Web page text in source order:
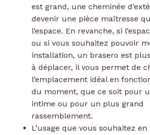
est grand, une cheminée
devenir une pièce maîtresse
l’espace. En revanche, si
ou si vous souhaitez pouvoir
installation, un brasero est
à déplacer, il vous permet de
l’emplacement idéal en
du moment, que ce soit pour
intime ou pour un plus grand
rassemblement.
L’usage que vous souhaitez